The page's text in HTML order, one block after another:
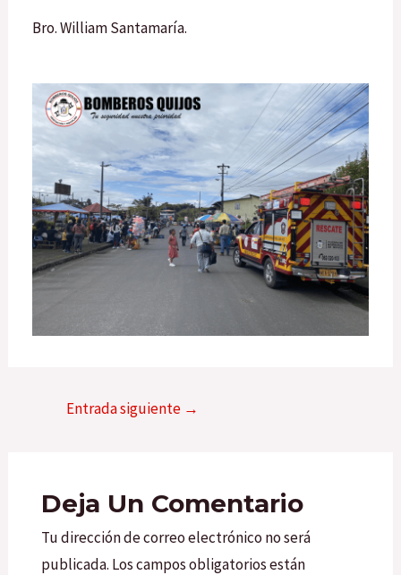
Bro. William Santamaría.
Entrada siguiente →
Deja Un Comentario
Tu dirección de correo electrónico no será
publicada. Los campos obligatorios están